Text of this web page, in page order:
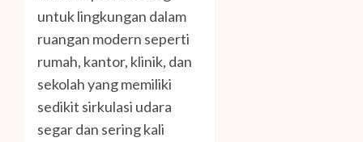
untuk lingkungan dalam
ruangan modern seperti
rumah, kantor, klinik, dan
sekolah yang memiliki
sedikit sirkulasi udara
segar dan sering kali